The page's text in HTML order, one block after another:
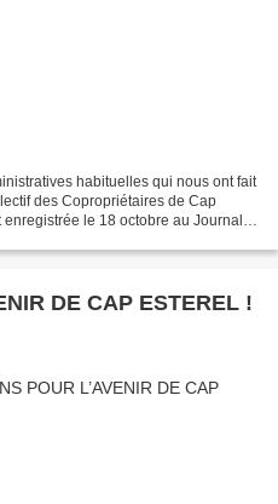
habituelles qui nous ont fait
des Copropriétaires de Cap
le 18 octobre au Journal
DE CAP ESTEREL !